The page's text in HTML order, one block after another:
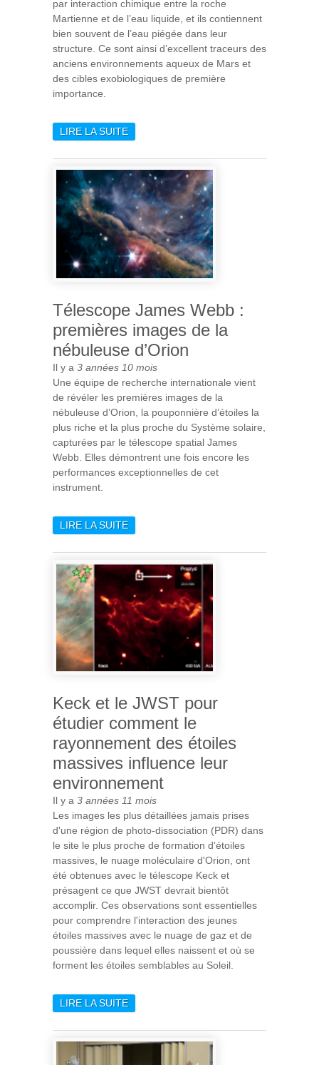
par interaction chimique entre la roche
Martienne et de l’eau liquide, et ils contiennent
bien souvent de l’eau piégée dans leur
structure. Ce sont ainsi d’excellent traceurs des
anciens environnements aqueux de Mars et
des cibles exobiologiques de première
importance.
LIRE LA SUITEDE UNE NOUVELLE CARTE
SUR MARS
Télescope James Webb :
premières images de la
nébuleuse d’Orion
Il y a 3 années 10 mois
Une équipe de recherche internationale vient
de révéler les premières images de la
nébuleuse d’Orion, la pouponnière d’étoiles la
plus riche et la plus proche du Système solaire,
capturées par le télescope spatial James
Webb. Elles démontrent une fois encore les
performances exceptionnelles de cet
instrument.
LIRE LA SUITEDE TÉLESCOPE JAMES
DE LA NÉBULEUSE D’ORION
Keck et le JWST pour
étudier comment le
rayonnement des étoiles
massives influence leur
environnement
Il y a 3 années 11 mois
Les images les plus détaillées jamais prises
d'une région de photo-dissociation (PDR) dans
le site le plus proche de formation d'étoiles
massives, le nuage moléculaire d'Orion, ont
été obtenues avec le télescope Keck et
présagent ce que JWST devrait bientôt
accomplir. Ces observations sont essentielles
pour comprendre l'interaction des jeunes
étoiles massives avec le nuage de gaz et de
poussière dans lequel elles naissent et où se
forment les étoiles semblables au Soleil.
LIRE LA SUITEDE KECK ET LE JWST POUR
RAYONNEMENT DES
ÉTOILES MASSIVES
INFLUENCE LEUR